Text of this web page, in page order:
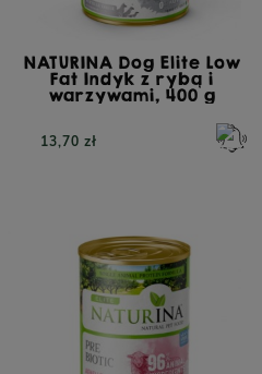
NATURINA Dog Elite Low
Fat Indyk z rybą i
warzywami, 400 g
13,70 zł